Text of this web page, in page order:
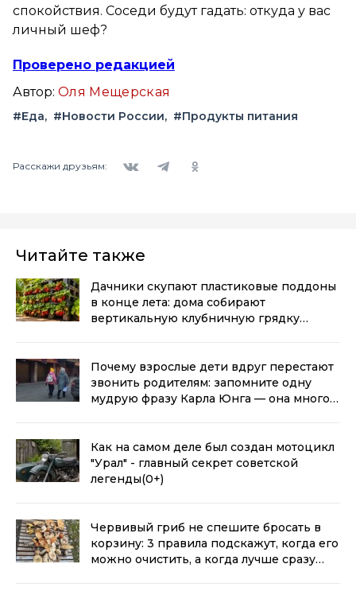
спокойствия. Соседи будут гадать: откуда у вас
личный шеф?
Проверено редакцией
Автор: Оля Мещерская
#Еда #Новости России #Продукты питания
Расскажи друзьям:
Читайте также
Дачники скупают пластиковые поддоны
в конце лета: дома собирают
вертикальную клубничную грядку
Почему взрослые дети вдруг перестают
звонить родителям: запомните одну
мудрую фразу Карла Юнга — она многое
Как на самом деле был создан мотоцикл
"Урал" - главный секрет советской
легенды(0+)
Червивый гриб не спешите бросать в
корзину: 3 правила подскажут, когда его
можно очистить, а когда лучше сразу